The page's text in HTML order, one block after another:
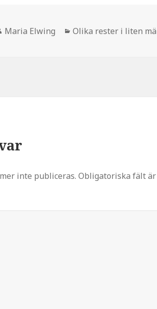
Författare
Maria Elwing Kategorier
Olika rester i liten
inte publiceras. Obligatoriska fält